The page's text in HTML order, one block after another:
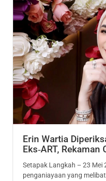
Erin Wartia
Eks‑ART, Rekaman
Setapak Langkah – 23 Mei
penganiayaan yang